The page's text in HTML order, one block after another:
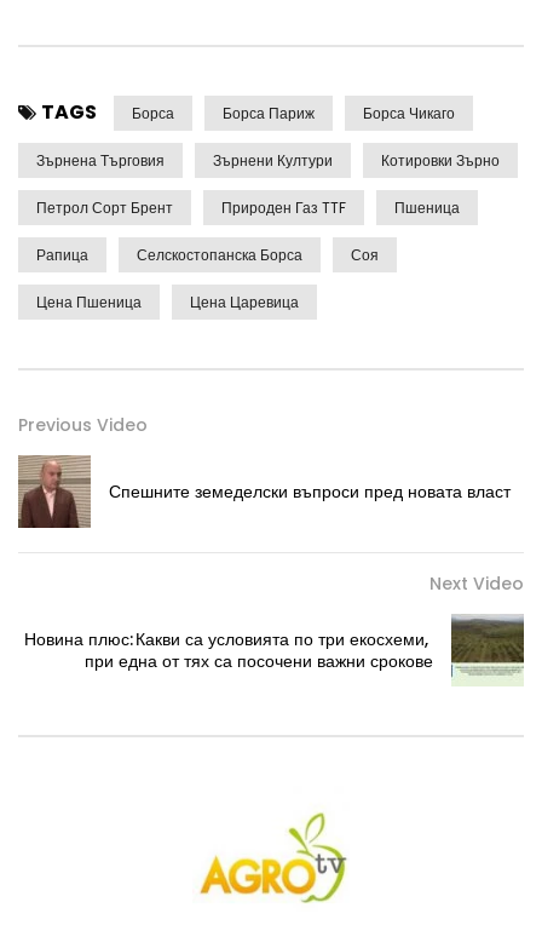
TAGS Борса Борса Париж Борса Чикаго
Зърнена Търговия Зърнени Култури Котировки Зърно
Петрол Сорт Брент Природен Газ TTF Пшеница
Рапица Селскостопанска Борса Соя
Цена Пшеница Цена Царевица
Previous Video
Спешните земеделски въпроси пред новата власт
Next Video
Новина плюс: Какви са условията по три екосхеми,
при една от тях са посочени важни срокове